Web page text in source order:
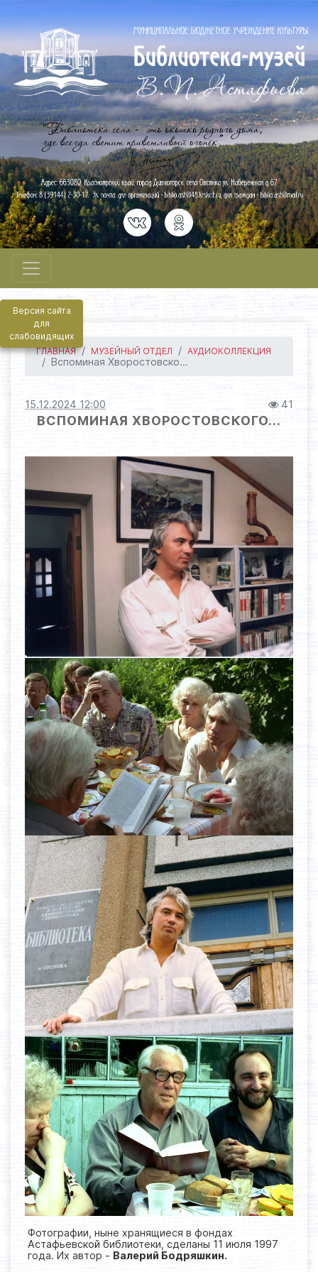
Версия сайта
для
слабовидящих
ГЛАВНАЯ
МУЗЕЙНЫЙ ОТДЕЛ АУДИОКОЛЛЕКЦИЯ
Вспоминая Хворостовско...
15.12.2024 12:00 41
ВСПОМИНАЯ ХВОРОСТОВСКОГО...
Фотографии, ныне хранящиеся в фондах
Астафьевской библиотеки, сделаны 11 июля 1997
года. Их автор - Валерий Бодряшкин.